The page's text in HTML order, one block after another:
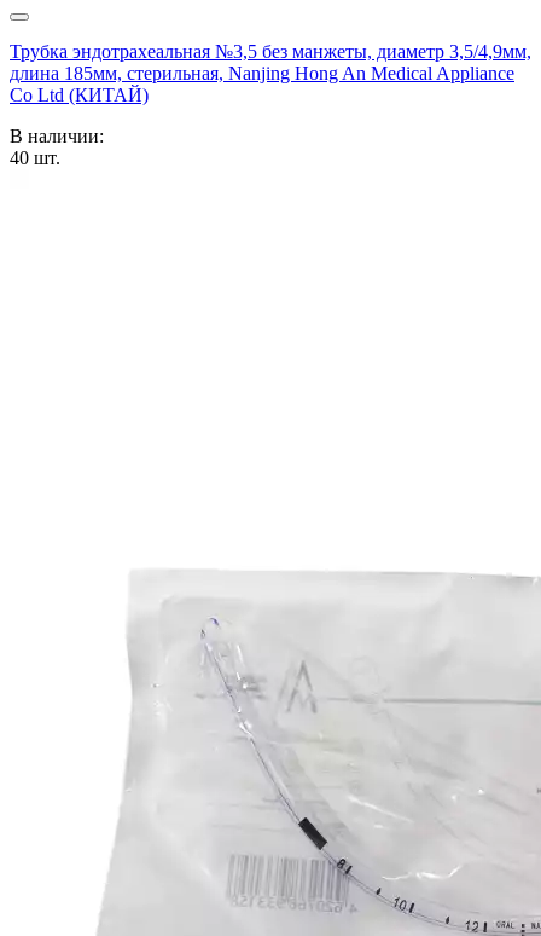
Трубка эндотрахеальная №3,5 без манжеты, диаметр 3,5/4,9мм,
длина 185мм, стерильная, Nanjing Hong An Medical Appliance
Co Ltd (КИТАЙ)
В наличии:
40 шт.